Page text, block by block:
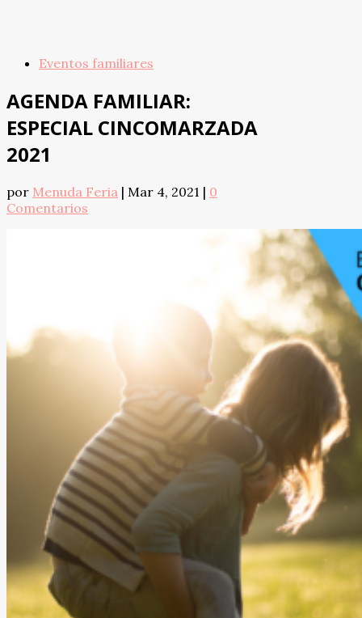
Eventos familiares
AGENDA FAMILIAR:
ESPECIAL CINCOMARZADA
2021
por Menuda Feria | Mar 4, 2021 | 0
Comentarios